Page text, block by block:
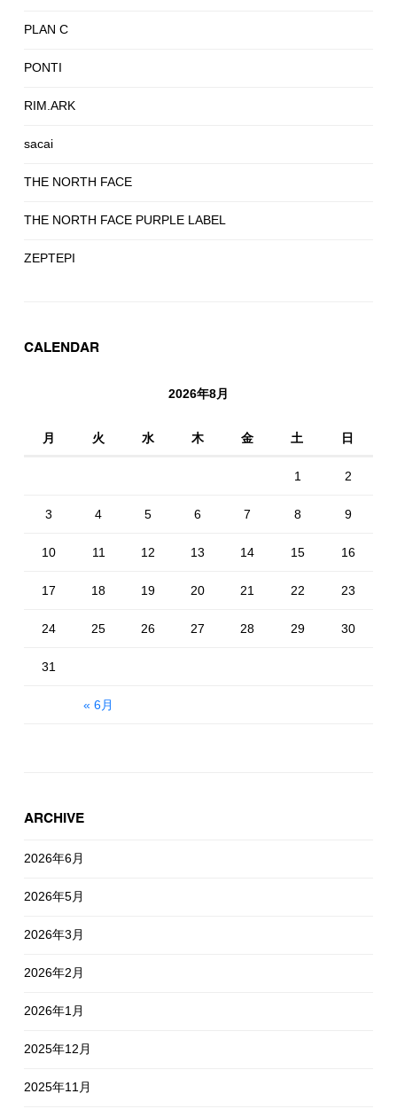
PLAN C
PONTI
RIM.ARK
sacai
THE NORTH FACE
THE NORTH FACE PURPLE LABEL
ZEPTEPI
CALENDAR
2026年8月
月 火 水 木 金 土 日
« 6月
1 2
3 4 5 6 7 8 9
10 11 12 13 14 15 16
17 18 19 20 21 22 23
24 25 26 27 28 29 30
31
ARCHIVE
2026年6月
2026年5月
2026年3月
2026年2月
2026年1月
2025年12月
2025年11月